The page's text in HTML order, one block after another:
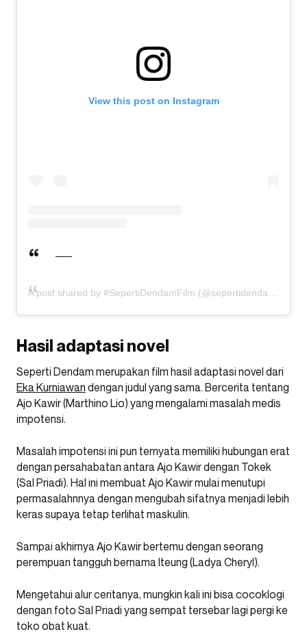
View this post on Instagram
A post shared by #SepertiDendamFilm (@sepertidendamfilm)
Hasil adaptasi novel
Seperti Dendam merupakan film hasil adaptasi novel dari
Eka Kurniawan dengan judul yang sama. Bercerita tentang
Ajo Kawir (Marthino Lio) yang mengalami masalah medis
impotensi.
Masalah impotensi ini pun ternyata memiliki hubungan erat
dengan persahabatan antara Ajo Kawir dengan Tokek
(Sal Priadi). Hal ini membuat Ajo Kawir mulai menutupi
permasalahnnya dengan mengubah sifatnya menjadi lebih
keras supaya tetap terlihat maskulin.
Sampai akhirnya Ajo Kawir bertemu dengan seorang
perempuan tangguh bernama Iteung (Ladya Cheryl).
Mengetahui alur ceritanya, mungkin kali ini bisa cocoklogi
dengan foto Sal Priadi yang sempat tersebar lagi pergi ke
toko obat kuat.